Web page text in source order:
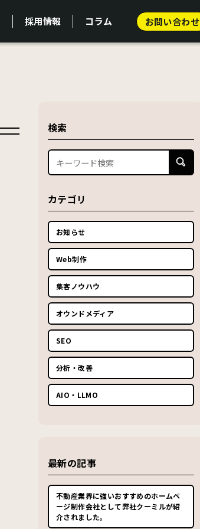
採用情報 コラム お問い合わせ
検索
カテゴリ
お知らせ
Web制作
集客ノウハウ
オウンドメディア
SEO
分析・改善
AIO・LLMO
最新の記事
不動産業界に強いおすすめのホームペ
ージ制作会社として弊社クーミルが紹
介されました。